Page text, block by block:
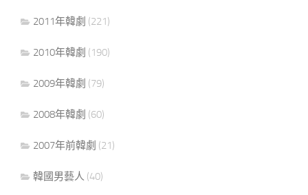
2011年韓劇 (221)
2010年韓劇 (190)
2009年韓劇 (79)
2008年韓劇 (60)
2007年前韓劇 (21)
韓國男藝人 (40)